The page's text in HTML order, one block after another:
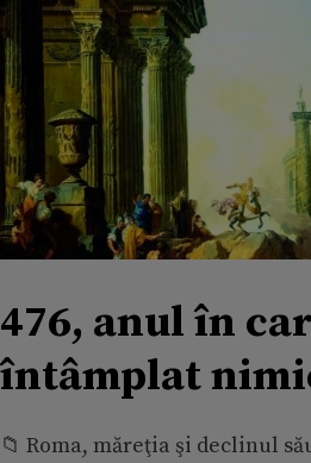
476, anul în
întâmplat
📁 Roma, măreţia şi declinul